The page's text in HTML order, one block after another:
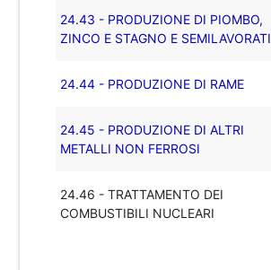
24.43 - PRODUZIONE DI PIOMBO,
ZINCO E STAGNO E SEMILAVORATI
24.44 - PRODUZIONE DI RAME
24.45 - PRODUZIONE DI ALTRI
METALLI NON FERROSI
24.46 - TRATTAMENTO DEI
COMBUSTIBILI NUCLEARI